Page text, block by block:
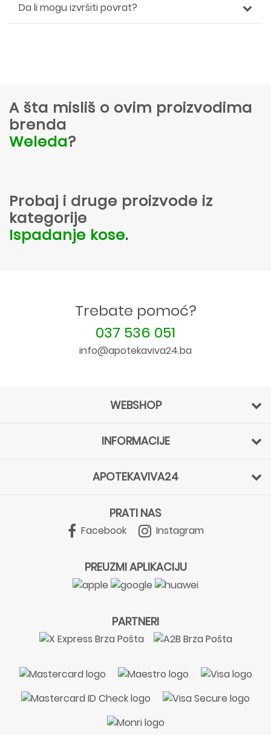
Da li mogu izvršiti povrat?
A šta misliš o ovim proizvodima
brenda
Weleda?
Probaj i druge proizvode iz
kategorije
Ispadanje kose.
Trebate pomoć?
037 536 051
info@apotekaviva24.ba
WEBSHOP
INFORMACIJE
APOTEKAVIVA24
PRATI NAS
Facebook Instagram
PREUZMI APLIKACIJU
PARTNERI